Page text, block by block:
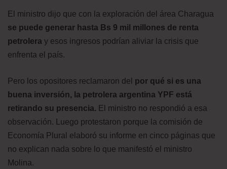
El ministro dijo que con la exploración del área Charagua
se puede generar hasta Bs 9 mil millones de renta
petrolera y esos ingresos podrían aliviar la crisis que
enfrenta el país.
Pero los opositores reclamaron del por qué si es una
buena inversión, la petrolera argentina YPF está
retirando su presencia. El ministro no respondió a esa
observación. Luego protestaron porque la comisión de
Economía Plural elaboró su informe en cinco páginas que
no explican nada sobre lo que manifestó el ministro
Molina.